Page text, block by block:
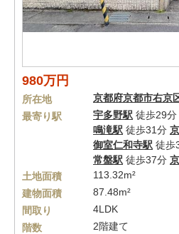
980万円
所在地 京都府京都市右京
最寄り駅
宇多野駅 徒歩29分
鳴滝駅 徒歩31分
御室仁和寺駅 徒歩
常盤駅 徒歩37分
土地面積
113.32m²
建物面積
87.48m²
間取り
4LDK
階数
2階建て